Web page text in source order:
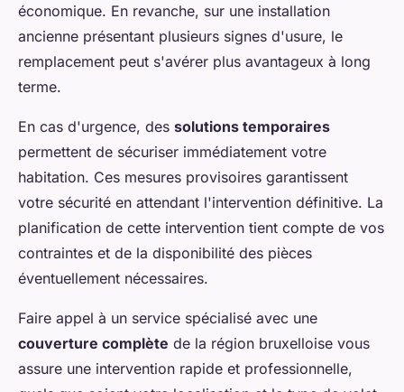
économique. En revanche, sur une installation
ancienne présentant plusieurs signes d'usure, le
remplacement peut s'avérer plus avantageux à long
terme.
En cas d'urgence, des solutions temporaires
permettent de sécuriser immédiatement votre
habitation. Ces mesures provisoires garantissent
votre sécurité en attendant l'intervention définitive. La
planification de cette intervention tient compte de vos
contraintes et de la disponibilité des pièces
éventuellement nécessaires.
Faire appel à un service spécialisé avec une
couverture complète de la région bruxelloise vous
assure une intervention rapide et professionnelle,